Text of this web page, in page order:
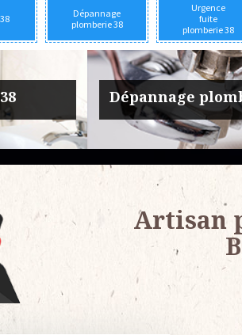
Dépannage
plomberie 38
Urgence
fuite
plomberie 38
38 Entreprise de
Artisan